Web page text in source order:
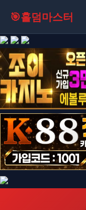
🎯홀덤마스터